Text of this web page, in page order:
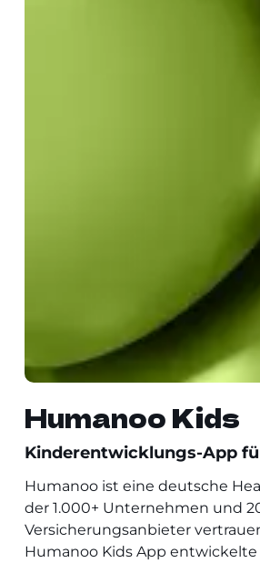
Humanoo Kids
Kinderentwicklungs-App
Humanoo ist eine deutsche
der 1.000+ Unternehmen und
Versicherungsanbieter
Humanoo Kids App